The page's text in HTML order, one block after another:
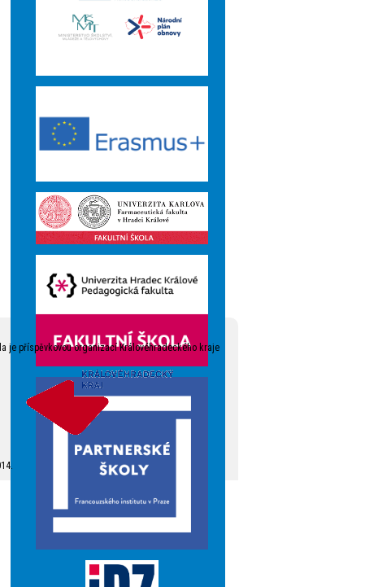
je příspěvkovou organizací Královéhradeckého kraje